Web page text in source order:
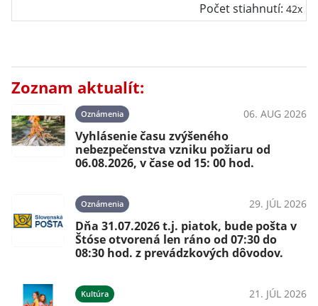
Počet stiahnutí: 42x
Zoznam aktualít:
Oznámenia 06. AUG 2026
Vyhlásenie času zvýšeného
nebezpečenstva vzniku požiaru od
06.08.2026, v čase od 15: 00 hod.
Oznámenia 29. JÚL 2026
Dňa 31.07.2026 t.j. piatok, bude pošta v
Štóse otvorená len ráno od 07:30 do
08:30 hod. z prevádzkových dôvodov.
Kultúra 21. JÚL 2026